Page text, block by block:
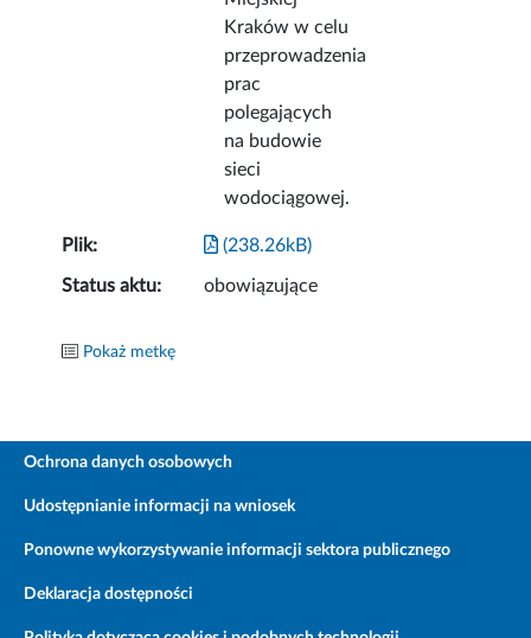
Kraków w celu
przeprowadzenia
prac
polegających
na budowie
sieci
wodociągowej.
Plik: (238.26kB)
Status aktu: obowiązujące
Pokaż metkę
Ochrona danych osobowych
Udostępnianie informacji na wniosek
Ponowne wykorzystywanie informacji sektora publicznego
Deklaracja dostępności